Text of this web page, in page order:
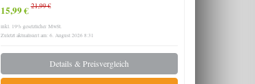
15,99 €21,99 €
inkl. 19% gesetzlicher MwSt.
Zuletzt aktualisiert am: 6. August 2026 8:31
Details & Preisvergleich